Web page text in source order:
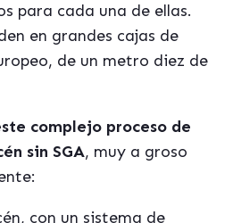
para cada una de ellas.
en grandes cajas de
de un metro diez de
complejo proceso de
sin SGA, muy a groso
con un sistema de